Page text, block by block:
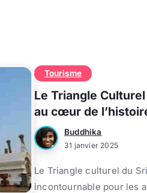
Tourisme
Le Triangle
au cœur de
Buddhika
31 janvier 2025
Le Triangle culturel du
incontournable pour les